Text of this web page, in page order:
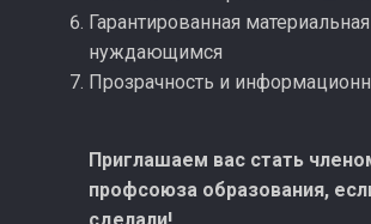
Гарантированная
нуждающимся
Прозрачность и
Приглашаем вас стать
профсоюза образования,